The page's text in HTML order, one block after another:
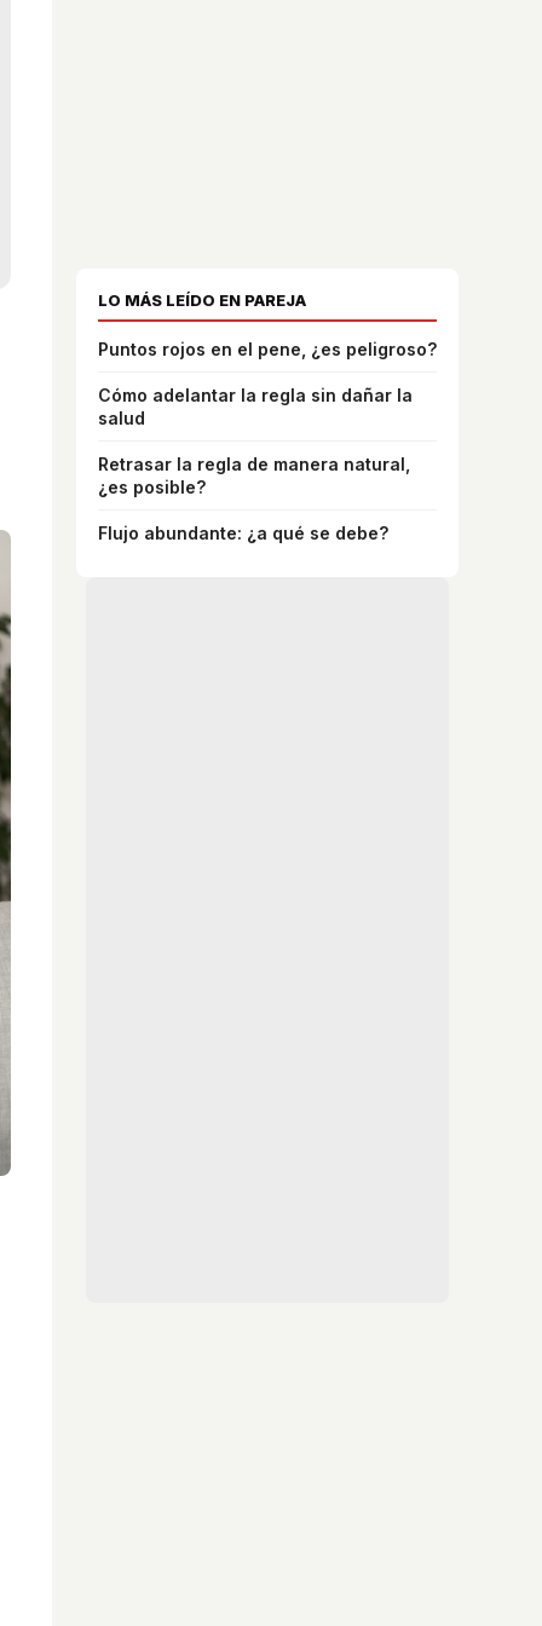
LO MÁS LEÍDO EN PAREJA
Puntos rojos en el pene, ¿es peligroso?
Cómo adelantar la regla sin dañar la
salud
Retrasar la regla de manera natural,
¿es posible?
Flujo abundante: ¿a qué se debe?